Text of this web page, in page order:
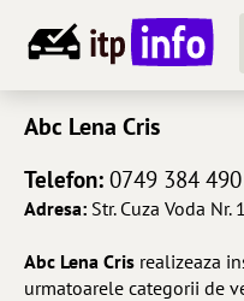
Abc Lena Cris
Telefon: 0749 384 490
Adresa: Str. Cuza Voda Nr.
Abc Lena Cris realizeaza
urmatoarele categorii de